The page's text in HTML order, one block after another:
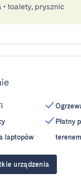
• toalety, prysznic
laptopów
Płatny
terenem
urządzenia